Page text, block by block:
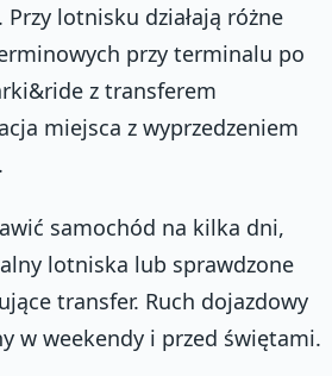
Przy lotnisku działają różne
przy terminalu po
z transferem
miejsca z wyprzedzeniem
samochód na kilka dni,
lotniska lub sprawdzone
transfer. Ruch dojazdowy
w weekendy i przed świętami.